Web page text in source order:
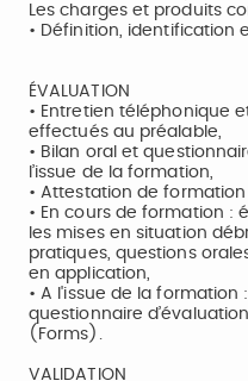
Les charges et produits
• Définition, identification
ÉVALUATION
• Entretien téléphonique
effectués au préalable,
• Bilan oral et
l’issue de la formation,
• Attestation de
• En cours de formation :
les mises en situation
pratiques, questions
en application,
• A l'issue de la formation
questionnaire
(Forms).
VALIDATION